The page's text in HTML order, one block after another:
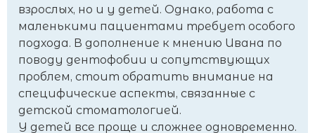
взрослых, но и у детей. Однако, работа с
маленькими пациентами требует особого
подхода. В дополнение к мнению Ивана по
поводу дентофобии и сопутствующих
проблем, стоит обратить внимание на
специфические аспекты, связанные с
детской стоматологией.
У детей все проще и сложнее одновременно.